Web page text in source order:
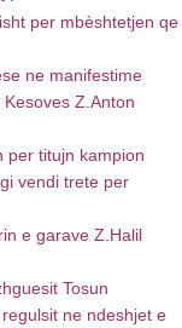
per mbèshtetjen qe
ne manifestime
Z.Anton
per titujn kampion
vendi trete per
e garave Z.Halil
Tosun
ne ndeshjet e